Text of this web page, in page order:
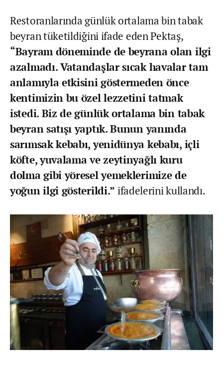
Restoranlarında günlük ortalama bin tabak
beyran tüketildiğini ifade eden Pektaş,
“Bayram döneminde de beyrana olan ilgi
azalmadı. Vatandaşlar sıcak havalar tam
anlamıyla etkisini göstermeden önce
kentimizin bu özel lezzetini tatmak
istedi. Biz de günlük ortalama bin tabak
beyran satışı yaptık. Bunun yanında
sarımsak kebabı, yenidünya kebabı, içli
köfte, yuvalama ve zeytinyağlı kuru
dolma gibi yöresel yemeklerimize de
yoğun ilgi gösterildi.” ifadelerini kullandı.